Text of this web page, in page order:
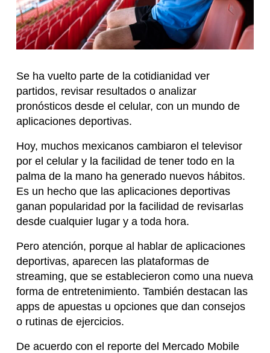
Se ha vuelto parte de la cotidianidad ver
partidos, revisar resultados o analizar
pronósticos desde el celular, con un mundo de
aplicaciones deportivas.
Hoy, muchos mexicanos cambiaron el televisor
por el celular y la facilidad de tener todo en la
palma de la mano ha generado nuevos hábitos.
Es un hecho que las aplicaciones deportivas
ganan popularidad por la facilidad de revisarlas
desde cualquier lugar y a toda hora.
Pero atención, porque al hablar de aplicaciones
deportivas, aparecen las plataformas de
streaming, que se establecieron como una nueva
forma de entretenimiento. También destacan las
apps de apuestas u opciones que dan consejos
o rutinas de ejercicios.
De acuerdo con el reporte del Mercado Mobile